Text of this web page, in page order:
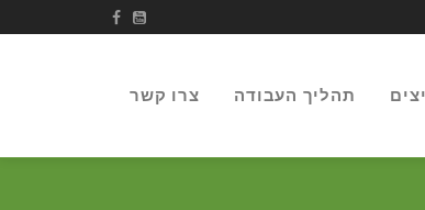
צרו קשר תהליך העבודה